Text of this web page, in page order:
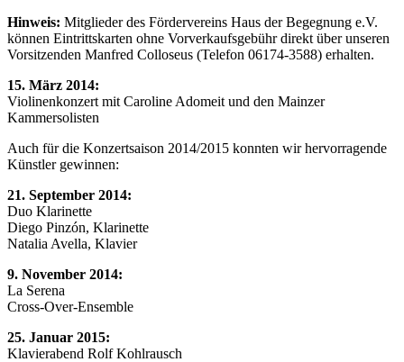
Hinweis: Mitglieder des Fördervereins Haus der Begegnung e.V.
können Eintrittskarten ohne Vorverkaufsgebühr direkt über unseren
Vorsitzenden Manfred Colloseus (Telefon 06174-3588) erhalten.
15. März 2014:
Violinenkonzert mit Caroline Adomeit und den Mainzer
Kammersolisten
Auch für die Konzertsaison 2014/2015 konnten wir hervorragende
Künstler gewinnen:
21. September 2014:
Duo Klarinette
Diego Pinzón, Klarinette
Natalia Avella, Klavier
9. November 2014:
La Serena
Cross-Over-Ensemble
25. Januar 2015:
Klavierabend Rolf Kohlrausch